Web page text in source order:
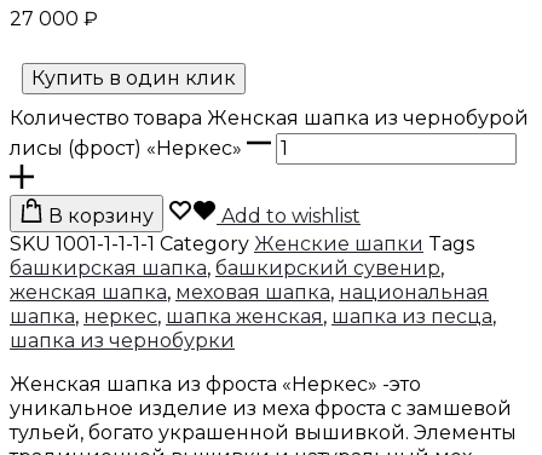
27 000 ₽
Купить в один клик
Количество товара Женская шапка из чернобурой
лисы (фрост) «Неркес»
В корзину
Add to wishlist
SKU 1001-1-1-1-1 Category Женские шапки Tags
башкирская шапка, башкирский сувенир,
женская шапка, меховая шапка, национальная
шапка, неркес, шапка женская, шапка из песца,
шапка из чернобурки
Женская шапка из фроста «Неркес» -это
уникальное изделие из меха фроста c замшевой
тульей, богато украшенной вышивкой. Элементы